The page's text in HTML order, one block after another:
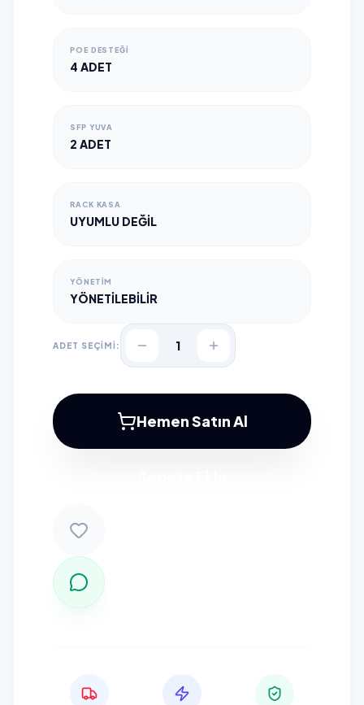
POE DESTEĞI
4 ADET
SFP YUVA
2 ADET
RACK KASA
UYUMLU DEĞIL
YÖNETIM
YÖNETILEBILIR
ADET SEÇİMİ: 1
Hemen Satın Al